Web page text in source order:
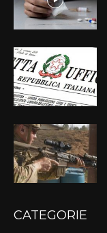
CATEGORIE